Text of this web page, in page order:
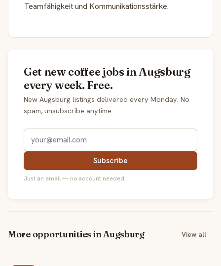
Teamfähigkeit und Kommunikationsstärke.
Get new coffee jobs in Augsburg
every week. Free.
New Augsburg listings delivered every Monday. No
spam, unsubscribe anytime.
Subscribe
Just an email — no account needed.
More opportunities in Augsburg View all